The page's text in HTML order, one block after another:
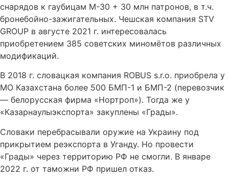
снарядов к гаубицам М-30 + 30 млн патронов, в т.ч.
бронебойно-зажигательных. Чешская компания STV
GROUP в августе 2021 г. интересовалась
приобретением 385 советских миномётов различных
модификаций.
В 2018 г. словацкая компания ROBUS s.r.o. приобрела у
МО Казахстана более 500 БМП-1 и БМП-2 (перевозчик
— белорусская фирма «Нортроп»). Тогда же у
«Казарнаулыэкспорта» закуплены «Грады».
Словаки перебрасывали оружие на Украину под
прикрытием реэкспорта в Уганду. Но провести
«Грады» через территорию РФ не смогли. В январе
2022 г. от таможни РФ пришел отказ.